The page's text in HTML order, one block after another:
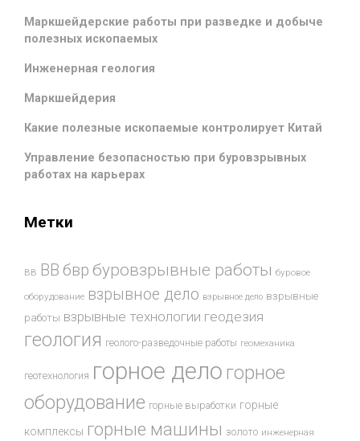
Маркшейдерские работы при разведке и добыче
полезных ископаемых
Инженерная геология
Маркшейдерия
Какие полезные ископаемые контролирует Китай
Управление безопасностью при буровзрывных
работах на карьерах
Метки
ВВ ВВ бвр буровзрывные работы буровое
оборудование взрывное дело взрывное дело взрывные
работы взрывные технологии геодезия
геология геолого-разведочные работы геомеханика
геотехнология горное дело горное
оборудование горные выработки горные
комплексы горные машины золото инженерная